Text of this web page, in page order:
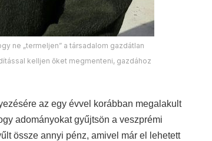
ne „termeljen” a társadalom gazdátlan
kelljen őket megmenteni, gazdához
az egy évvel korábban megalakult
adományokat gyűjtsön a veszprémi
össze annyi pénz, amivel már el lehetett